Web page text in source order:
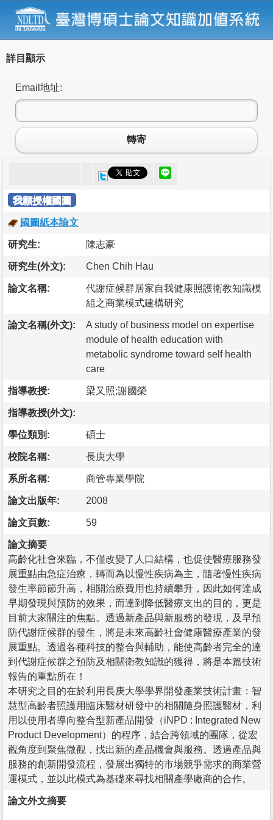
詳目顯示
Email地址:
轉寄
我願授權國圖
國圖紙本論文
研究生: 陳志豪
研究生(外文): Chen Chih Hau
論文名稱:
代謝症候群居家自我健康照護衛教知識模
組之商業模式建構研究
論文名稱(外文):
A study of business model on expertise
module of health education with
metabolic syndrome toward self health
care
指導教授: 梁又照;謝國榮
指導教授(外文):
學位類別: 碩士
校院名稱: 長庚大學
系所名稱: 商管專業學院
論文出版年: 2008
論文頁數: 59
論文摘要
高齡化社會來臨，不僅改變了人口結構，也促使醫療服務發
展重點由急症治療，轉而為以慢性疾病為主，隨著慢性疾病
發生率節節升高，相關治療費用也持續攀升，因此如何達成
早期發現與預防的效果，而達到降低醫療支出的目的，更是
目前大家關注的焦點。透過新產品與新服務的發現，及早預
防代謝症候群的發生，將是未來高齡社會健康醫療產業的發
展重點。透過各種科技的整合與輔助，能使高齡者完全的達
到代謝症候群之預防及相關衛教知識的獲得，將是本篇技術
報告的重點所在！
本研究之目的在於利用長庚大學學界開發產業技術計畫：智
慧型高齡者照護用臨床醫材研發中的相關隨身照護醫材，利
用以使用者導向整合型新產品開發（iNPD : Integrated New
Product Development）的程序，結合跨領域的團隊，從宏
觀角度到聚焦微觀，找出新的產品機會與服務。透過產品與
服務的創新開發流程，發展出獨特的市場競爭需求的商業營
運模式，並以此模式為基礎來尋找相關產學廠商的合作。
論文外文摘要